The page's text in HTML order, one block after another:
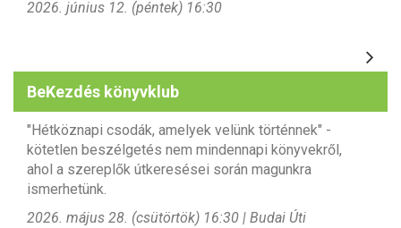
2026. június 12. (péntek) 16:30
BeKezdés könyvklub
"Hétköznapi csodák, amelyek velünk történnek" -
kötetlen beszélgetés nem mindennapi könyvekről,
ahol a szereplők útkeresései során magunkra
ismerhetünk.
2026. május 28. (csütörtök) 16:30 | Budai Úti